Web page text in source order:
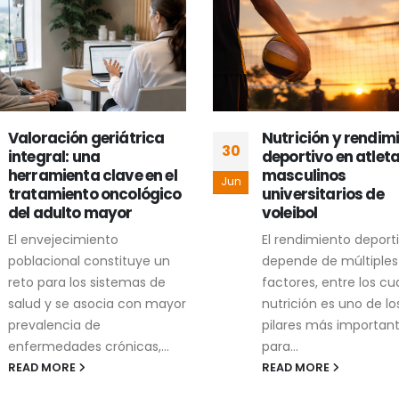
Nutrición y rendimiento
deportivo en atletas
masculinos
universitarios de
voleibol
El rendimiento deportivo
depende de múltiples
factores, entre los cuales, la
nutrición es uno de los
pilares más importantes
para...
READ MORE
25
Jun
Nutrición
composición
en triatletas adultos
El triatlón es un
combina natación,
y carrera, requiere un
esfuerzo físico,
constancia. Los
READ MORE